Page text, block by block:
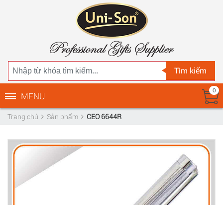
Tìm kiếm
0
MENU
Trang chủ Sản phẩm CEO 6644R